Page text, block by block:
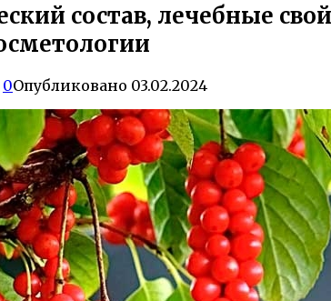
состав, лечебные
0Опубликовано 03.02.2024